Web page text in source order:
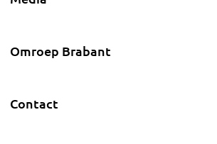
Omroep Brabant
Contact